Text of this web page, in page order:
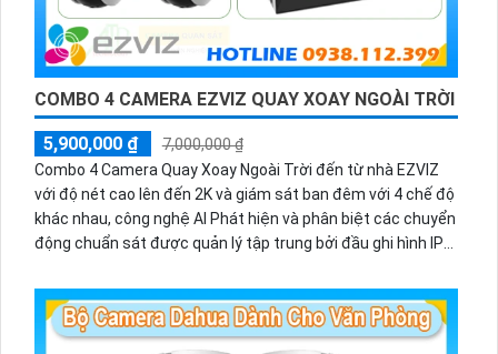
COMBO 4 CAMERA EZVIZ QUAY XOAY NGOÀI TRỜI
5,900,000 ₫
7,000,000 ₫
Combo 4 Camera Quay Xoay Ngoài Trời đến từ nhà EZVIZ
với độ nét cao lên đến 2K và giám sát ban đêm với 4 chế độ
khác nhau, công nghệ AI Phát hiện và phân biệt các chuyển
động chuẩn sát được quản lý tập trung bởi đầu ghi hình IP